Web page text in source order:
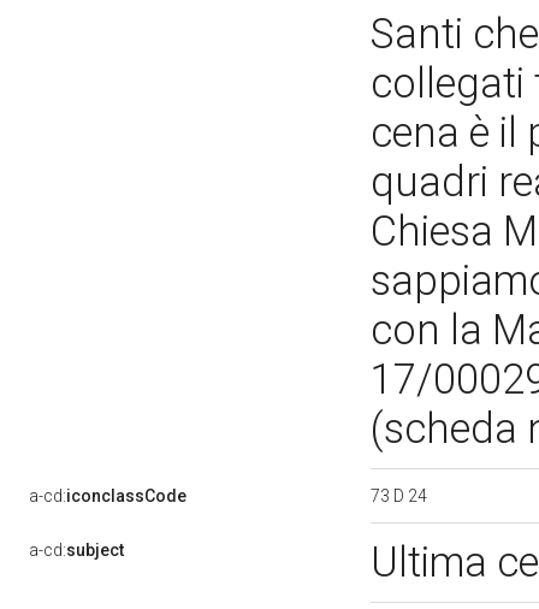
Santi
collegati
cena è il
quadri
Chiesa
con la
17/
(scheda
a-cd:iconclassCode 73 D 24
a-cd:subject Ultima